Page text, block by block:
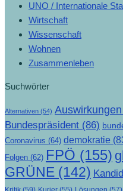
UNO / Internationale
Wirtschaft
Wissenschaft
Wohnen
Zusammenleben
Suchwörter
Alternativen (54) Auswirkungen
Bundespräsident (86)
Coronavirus (64) demokratie
Folgen (62) FPÖ (155)
GRÜNE (142)